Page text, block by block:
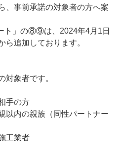
、事前承諾の対象者の方へ案
ト」の⑧⑨は、2024年4月1日
ら追加しております。
対象者です。
手の方
以内の親族（同性パートナー
工業者